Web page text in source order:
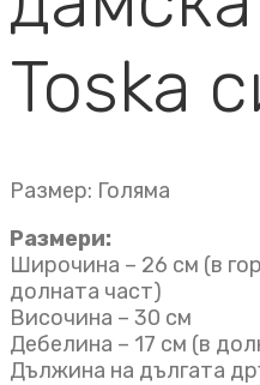
Toska
Размер: Голяма
Размери:
Широчина – 26 см (в
долната част)
Височина – 30 см
Дебелина – 17 см (в
Дължина на дългата